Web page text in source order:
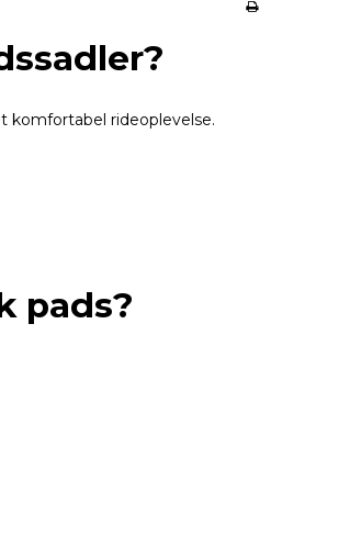
rideoplevelse.
pads?